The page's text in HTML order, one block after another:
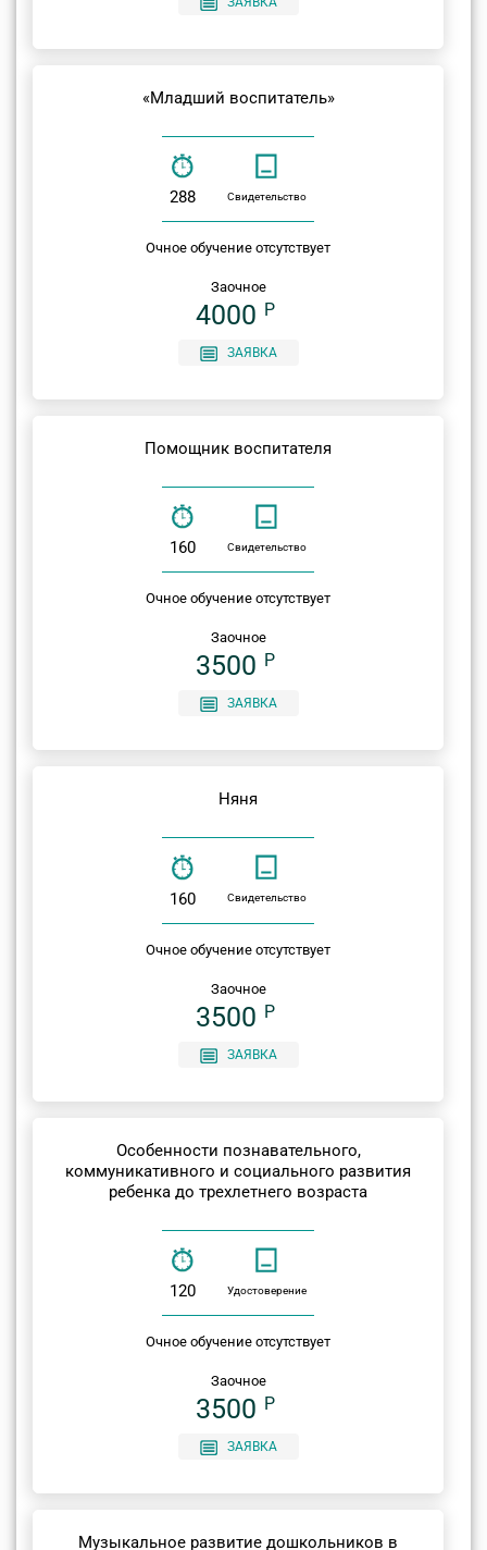
«Младший воспитатель»
288 Свидетельство
Очное обучение отсутствует
Заочное
4000 P
ЗАЯВКА
Помощник воспитателя
160 Свидетельство
Очное обучение отсутствует
Заочное
3500 P
ЗАЯВКА
Няня
160 Свидетельство
Очное обучение отсутствует
Заочное
3500 P
ЗАЯВКА
Особенности познавательного,
коммуникативного и социального развития
ребенка до трехлетнего возраста
120 Удостоверение
Очное обучение отсутствует
Заочное
3500 P
ЗАЯВКА
Музыкальное развитие дошкольников в